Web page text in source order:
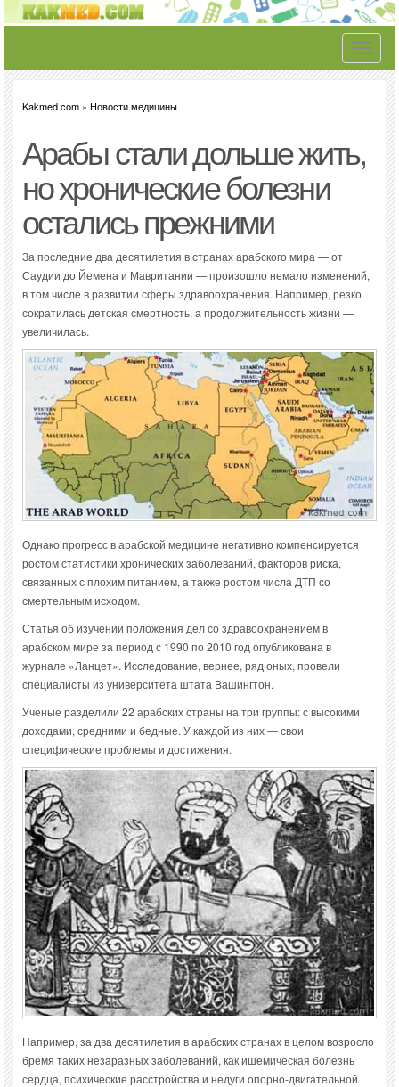
Toggle
Kakmed.com » Новости медицины
Арабы стали дольше жить,
но хронические болезни
остались прежними
За последние два десятилетия в странах арабского мира — от
Саудии до Йемена и Мавритании — произошло немало изменений,
в том числе в развитии сферы здравоохранения. Например, резко
сократилась детская смертность, а продолжительность жизни —
увеличилась.
Однако прогресс в арабской медицине негативно компенсируется
ростом статистики хронических заболеваний, факторов риска,
связанных с плохим питанием, а также ростом числа ДТП со
смертельным исходом.
Статья об изучении положения дел со здравоохранением в
арабском мире за период с 1990 по 2010 год опубликована в
журнале «Ланцет». Исследование, вернее, ряд оных, провели
специалисты из университета штата Вашингтон.
Ученые разделили 22 арабских страны на три группы: с высокими
доходами, средними и бедные. У каждой из них — свои
специфические проблемы и достижения.
Например, за два десятилетия в арабских странах в целом возросло
бремя таких незаразных заболеваний, как ишемическая болезнь
сердца, психические расстройства и недуги опорно-двигательной